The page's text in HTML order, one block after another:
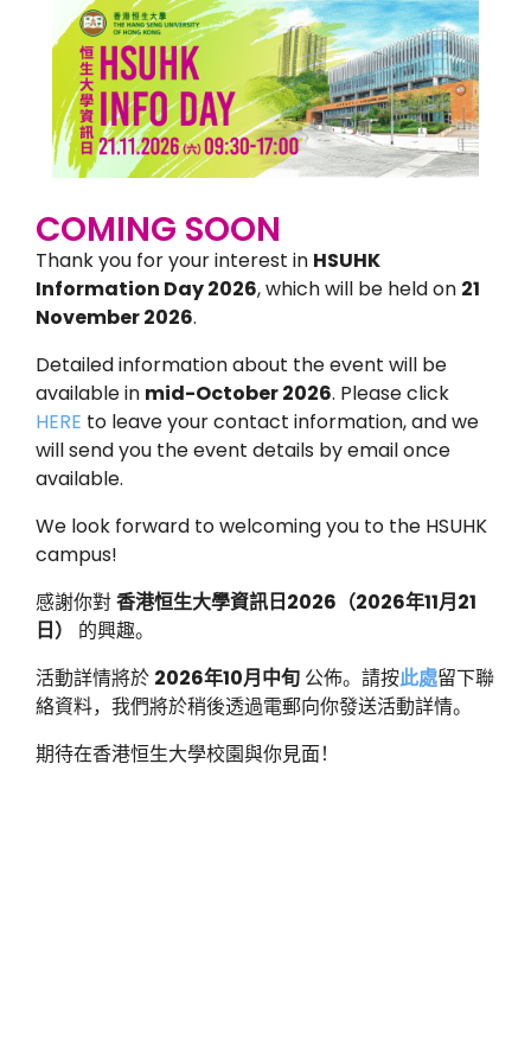
COMING SOON
Thank you for your interest in HSUHK
Information Day 2026, which will be held on 21
November 2026.
Detailed information about the event will be
available in mid-October 2026. Please click
HERE to leave your contact information, and we
will send you the event details by email once
available.
We look forward to welcoming you to the HSUHK
campus!
感謝你對香港恒生大學資訊日2026 （2026年11月21
日）
的興趣。
活動詳情將於 2026年10月中旬 公佈。請按此處留下聯
絡資料，我們將於稍後透過電郵向你發送活動詳情。
期待在香港恒生大學校園與你見面！